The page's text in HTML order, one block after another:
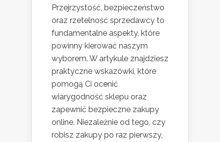
Przejrzystość, bezpieczeństwo
oraz rzetelność sprzedawcy to
fundamentalne aspekty, które
powinny kierować naszym
wyborem. W artykule znajdziesz
praktyczne wskazówki, które
pomogą Ci ocenić
wiarygodność sklepu oraz
zapewnić bezpieczne zakupy
online. Niezależnie od tego, czy
robisz zakupy po raz pierwszy,